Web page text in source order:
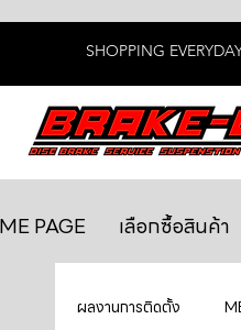
SHOPPING
PAGE เลือกซื้อสินค้า
ผลงานการติดตั้ง